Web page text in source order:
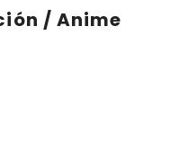
/ Anime